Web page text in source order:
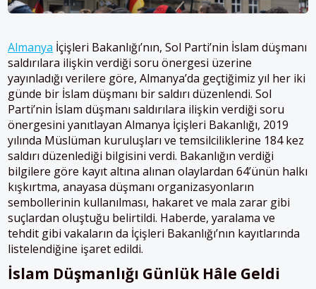
Almanya İçişleri Bakanlığı’nın, Sol Parti’nin İslam düşmanı
saldırılara ilişkin verdiği soru önergesi üzerine
yayınladığı verilere göre, Almanya’da geçtiğimiz yıl her iki
günde bir İslam düşmanı bir saldırı düzenlendi. Sol
Parti’nin İslam düşmanı saldırılara ilişkin verdiği soru
önergesini yanıtlayan Almanya İçişleri Bakanlığı, 2019
yılında Müslüman kuruluşları ve temsilciliklerine 184 kez
saldırı düzenlediği bilgisini verdi. Bakanlığın verdiği
bilgilere göre kayıt altına alınan olaylardan 64’ünün halkı
kışkırtma, anayasa düşmanı organizasyonların
sembollerinin kullanılması, hakaret ve mala zarar gibi
suçlardan oluştuğu belirtildi. Haberde, yaralama ve
tehdit gibi vakaların da İçişleri Bakanlığı’nın kayıtlarında
listelendiğine işaret edildi.
İslam Düşmanlığı Günlük Hâle Geldi